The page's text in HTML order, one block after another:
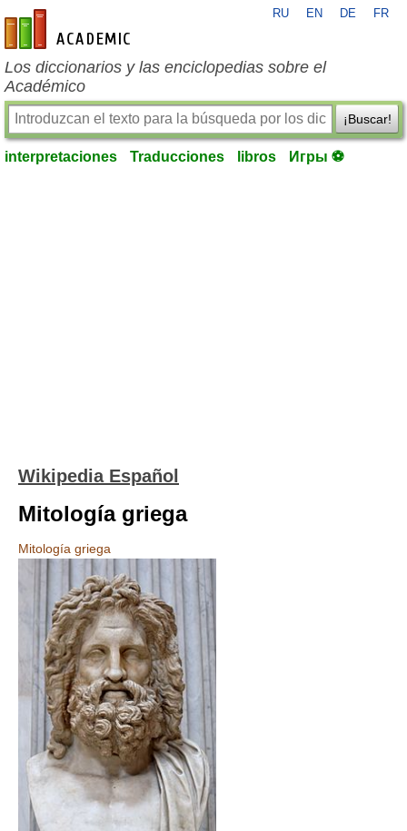
es-academic.com
RU EN DE FR
Los diccionarios y las enciclopedias sobre el
Académico
¡Buscar!
interpretaciones Traducciones libros Игры ⚽
Wikipedia Español
Mitología griega
Mitología griega